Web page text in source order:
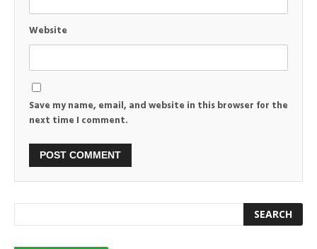
Website
Save my name, email, and website in this browser for the
next time I comment.